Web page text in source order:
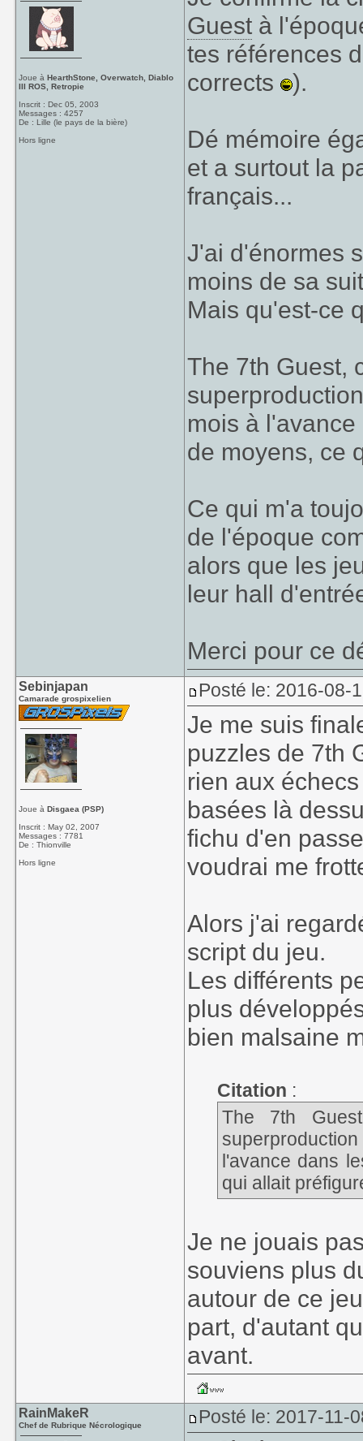
Joue àHearthStone, Overwatch, Diablo
III ROS, Retropie
Inscrit : Dec 05, 2003
Messages : 4257
De : Lille (le pays de la bière)
Hors ligne
Guest à
tes références
corrects ).
Dé mémoire
et a surtout la
français...
J'ai d'énormes
moins de sa
Mais qu'est-ce
The 7th Guest,
mois à
de moyens, ce
Ce qui m'a
de l'époque
alors que les
leur hall
Merci pour ce
Sebinjapan
Camarade grospixelien
Joue àDisgaea (PSP)
Inscrit : May 02, 2007
Messages : 7781
De : Thionville
Hors ligne
Posté le: 2016-08-
Je me suis
puzzles de 7th
rien aux
basées là
fichu d'en
voudrai me
Alors j'ai
script du jeu.
Les différents
plus
bien malsaine
Citation :
The 7th
l'avance dans
qui allait
Je ne jouais
souviens plus
autour de ce
part, d'autant
avant.
RainMakeR
Chef de Rubrique Nécrologique
Posté le: 2017-11-